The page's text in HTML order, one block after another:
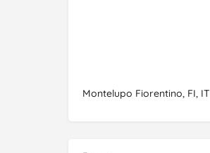
Montelupo Fiorentino, FI, IT